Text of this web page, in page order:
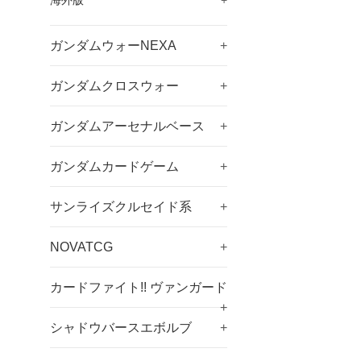
ガンダムウォーNEXA +
ガンダムクロスウォー +
ガンダムアーセナルベース +
ガンダムカードゲーム +
サンライズクルセイド系 +
NOVATCG +
カードファイト!! ヴァンガード
+
シャドウバースエボルブ
+